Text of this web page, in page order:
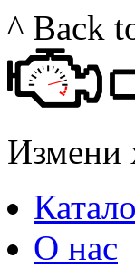
^ Back
Измени
О нас